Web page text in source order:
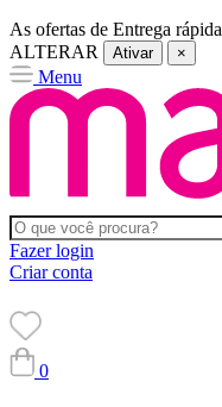
As ofertas de Entrega rápida
ALTERAR
Ativar ×
Menu
Fazer login
Criar conta
0